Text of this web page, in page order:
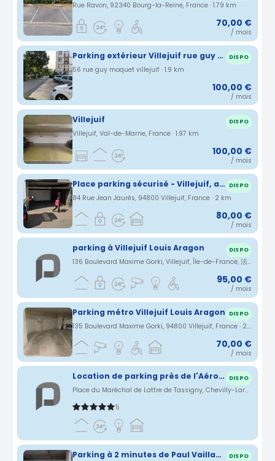
Rue Ravon, 92340 Bourg-la-Reine, France · 1.79 km
70,00 €
/ mois
Parking extérieur Villejuif rue guy moquet (94) DISPO
56 rue guy moquet villejuif · 1.9 km
100,00 €
/ mois
Villejuif DISPO
Villejuif, Val-de-Marne, France · 1.97 km
100,00 €
/ mois
Place parking sécurisé - Villejuif, arrêt métro : entre Louis Aragon et Paul vaillant couturier DISPO
84 Rue Jean Jaurès, 94800 Villejuif, France · 2 km
80,00 €
/ mois
parking à Villejuif Louis Aragon DISPO
136 Boulevard Maxime Gorki, Villejuif, Île-de-France, 法国 · 2.1 km
95,00 €
/ mois
Parking métro Villejuif Louis Aragon DISPO
135 Boulevard Maxime Gorki, 94800 Villejuif, France · 2.17 km
70,00 €
/ mois
Location de parking près de l'Aéroport d'Orly (chevilly-Larue) DISPO
Place du Maréchal de Lattre de Tassigny, Chevilly-Larue, Île-de-France, France · 2.18 km
5
Parking à 2 minutes de Paul Vaillant Couturier (ligne 7) DISPO